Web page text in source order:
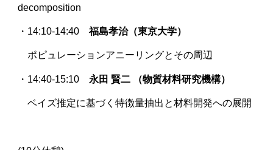
decomposition
・14:10-14:40福島孝治（東京大学）
ポピュレーションアニーリングとその周辺
・14:40-15:10 永田 賢二 （物質材料研究機構）
ベイズ推定に基づく特徴量抽出と材料開発への展開